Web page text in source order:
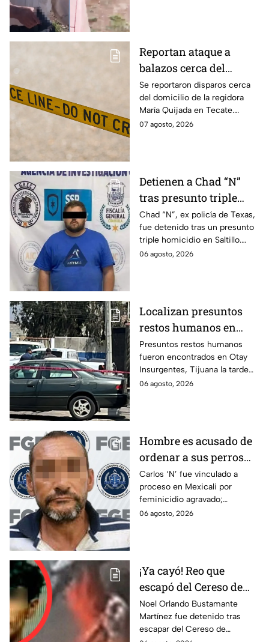
Reportan ataque a
balazos cerca del
domicilio de la
regidora María Quijada
en Tecate; esto se sabe
Se reportaron disparos cerca
del domicilio de la regidora
María Quijada en Tecate.
Autoridades investigan el
07 agosto, 2026
Detienen a Chad “N”
tras presunto triple
homicidio e intento de
llevarse a su hijo a
Estados Unidos
Chad “N”, ex policía de Texas,
fue detenido tras un presunto
triple homicidio en Saltillo.
También habría intentado
06 agosto, 2026
Localizan presuntos
restos humanos en
vivienda de Otay
Insurgentes en Tijuana
Presuntos restos humanos
fueron encontrados en Otay
Insurgentes, Tijuana la tarde
de este jueves; siguen las
06 agosto, 2026
Hombre es acusado de
ordenar a sus perros
atacar a su hermana
con discapacidad
auditiva en Mexicali; lo
procesan por
Carlos ‘N’ fue vinculado a
proceso en Mexicali por
feminicidio agravado;
autoridades señalan un
06 agosto, 2026
¡Ya cayó! Reo que
escapó del Cereso de
Mexicali es detenido
tras operativo hoy 6 de
agosto
Noel Orlando Bustamante
Martínez fue detenido tras
escapar del Cereso de